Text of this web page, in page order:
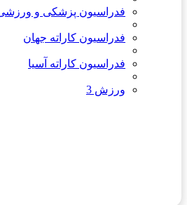
فدراسیون پزشکی و
فدراسیون کاراته جهان
فدراسیون کاراته آسیا
ورزش 3